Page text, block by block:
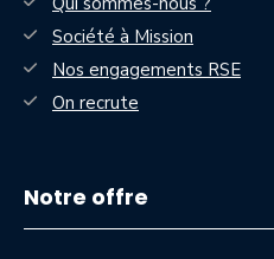
Société à Mission
Nos engagements RSE
On recrute
Notre offre